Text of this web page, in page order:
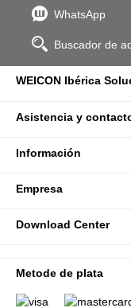
WhatsApp
Buscador de
WEICON Ibérica
Asistencia y
Información
Empresa
Download Center
Metode de plata